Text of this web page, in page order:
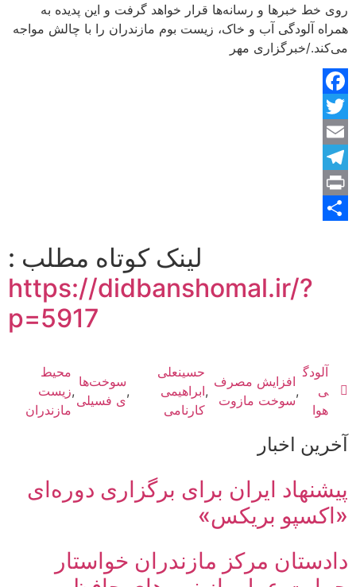
روی خط خبرها و رسانه‌ها قرار خواهد گرفت و این پدیده به
همراه آلودگی آب و خاک، زیست بوم مازندران را با چالش مواجه
می‌کند./خبرگزاری مهر
Facebook
Twitter
Email
Telegram
Print
لینک کوتاه مطلب :
https://didbanshomal.ir/?
p=5917
آلودگ
ی
هوا
,
افزایش مصرف
سوخت مازوت
,
حسینعلی
ابراهیمی
کارنامی
,
سوخت‌ها
ی فسیلی
,
محیط
زیست
مازندران
آخرین اخبار
پیشنهاد ایران برای برگزاری دوره‌ای
«اکسپو بریکس»
دادستان مرکز مازندران خواستار